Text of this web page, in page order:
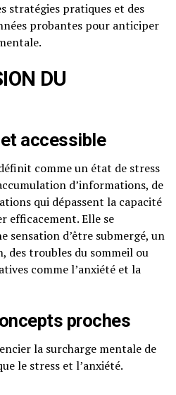
stratégies pratiques et des
probantes pour anticiper
DU
accessible
comme un état de stress
d’informations, de
qui dépassent la capacité
efficacement. Elle se
sensation d’être submergé, un
des troubles du sommeil ou
comme l’anxiété et la
proches
la surcharge mentale de
le stress et l’anxiété.